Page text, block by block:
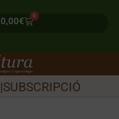
0,00€
0
|SUBSCRIPCIÓ